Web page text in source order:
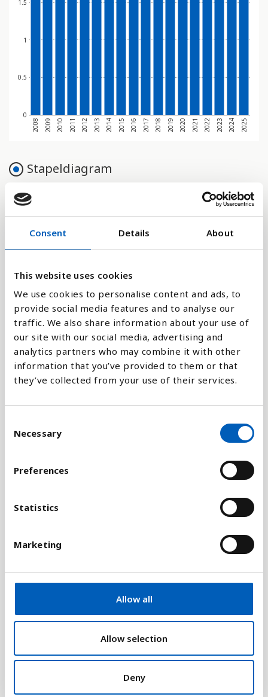
Consent Details About
This website uses cookies
We use cookies to personalise content and ads, to
provide social media features and to analyse our
traffic. We also share information about your use of
our site with our social media, advertising and
analytics partners who may combine it with other
information that you’ve provided to them or that
they’ve collected from your use of their services.
Necessary
Preferences
Statistics
Marketing
Allow all
Allow selection
Deny
0
0.5
1
1.5
2008 2009 2010 2011 2012 2013 2014 2015 2016 2017 2018 2019 2020 2021 2022 2023 2024 2025
Stapeldiagram
Linje
Platt
Jämför med:
Förklaring
kriminalitet, tillgång till vapen, militärer i landet,
förhållanden som är viktiga för att skapa ett
fredligt samhälle. En välfungerande demokrati, ett
bra utbildningssystem och en hög levnadsstandard
är indikatorer som de mest fredliga länderna ofta
Trots att USA har många av dessa fredliga
indexet på grund av krigsföring och på grund av att
en stor del av landets bruttonationalprodukt (BNP)
används på militär utrustning. Det begås även
fängelse vilket också påverkar indexet.
forskningsorganisationen The Institute for